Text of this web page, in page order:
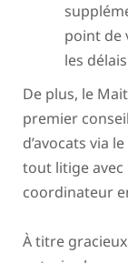
point de
les délais
De plus, le
premier
d’avocats via
tout litige
coordinateur
À titre